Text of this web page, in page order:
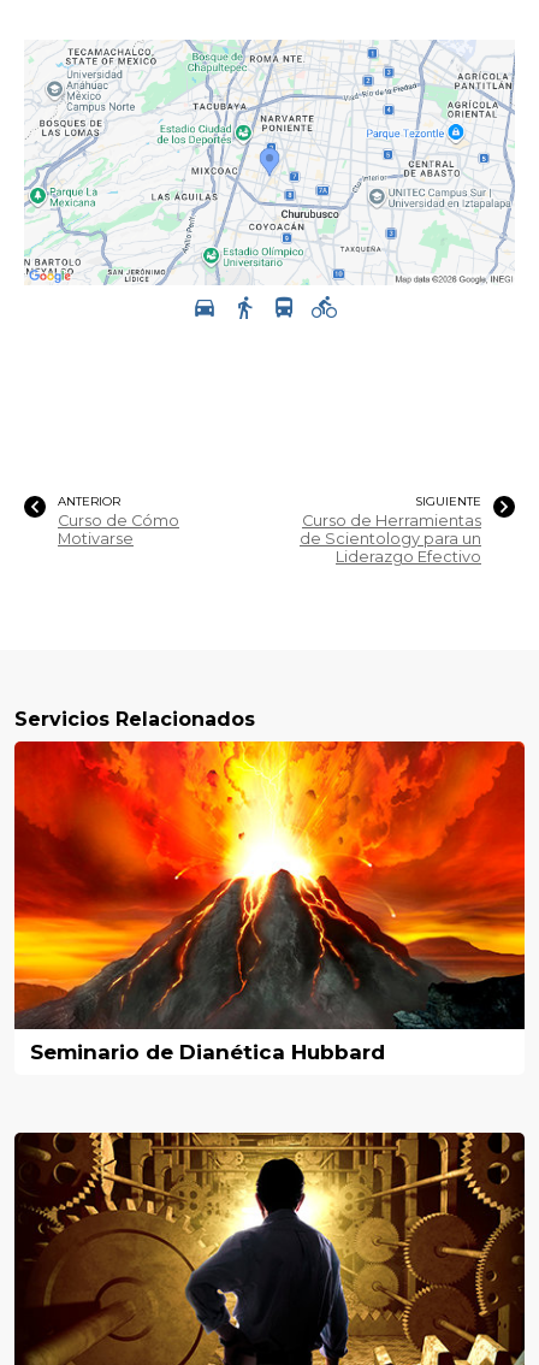
ANTERIOR
Curso de Cómo
Motivarse
SIGUIENTE
Curso de Herramientas
de Scientology para un
Liderazgo Efectivo
Servicios Relacionados
Seminario de Dianética Hubbard